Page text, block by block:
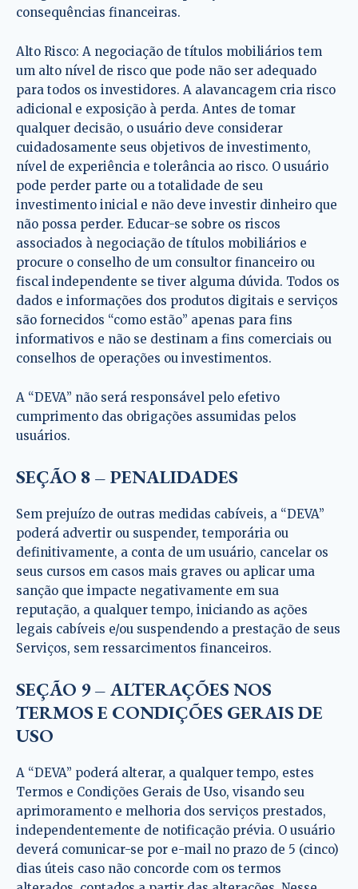
consequências financeiras.
Alto Risco: A negociação de títulos mobiliários tem
um alto nível de risco que pode não ser adequado
para todos os investidores. A alavancagem cria risco
adicional e exposição à perda. Antes de tomar
qualquer decisão, o usuário deve considerar
cuidadosamente seus objetivos de investimento,
nível de experiência e tolerância ao risco. O usuário
pode perder parte ou a totalidade de seu
investimento inicial e não deve investir dinheiro que
não possa perder. Educar-se sobre os riscos
associados à negociação de títulos mobiliários e
procure o conselho de um consultor financeiro ou
fiscal independente se tiver alguma dúvida. Todos os
dados e informações dos produtos digitais e serviços
são fornecidos “como estão” apenas para fins
informativos e não se destinam a fins comerciais ou
conselhos de operações ou investimentos.
A “DEVA” não será responsável pelo efetivo
cumprimento das obrigações assumidas pelos
usuários.
SEÇÃO 8 – PENALIDADES
Sem prejuízo de outras medidas cabíveis, a “DEVA”
poderá advertir ou suspender, temporária ou
definitivamente, a conta de um usuário, cancelar os
seus cursos em casos mais graves ou aplicar uma
sanção que impacte negativamente em sua
reputação, a qualquer tempo, iniciando as ações
legais cabíveis e/ou suspendendo a prestação de seus
Serviços, sem ressarcimentos financeiros.
SEÇÃO 9 – ALTERAÇÕES NOS
TERMOS E CONDIÇÕES GERAIS DE
USO
A “DEVA” poderá alterar, a qualquer tempo, estes
Termos e Condições Gerais de Uso, visando seu
aprimoramento e melhoria dos serviços prestados,
independentemente de notificação prévia. O usuário
deverá comunicar-se por e-mail no prazo de 5 (cinco)
dias úteis caso não concorde com os termos